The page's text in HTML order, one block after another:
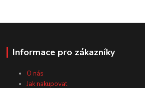
Informace pro zákazníky
O nás
Jak nakupovat